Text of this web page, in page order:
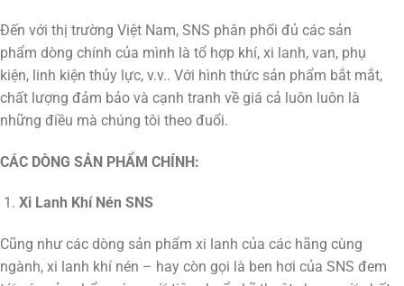
Đến với thị trường Việt Nam, SNS phân phối đủ các sản
phẩm dòng chính của mình là tổ hợp khí, xi lanh, van, phụ
kiện, linh kiện thủy lực, v.v.. Với hình thức sản phẩm bắt mắt,
chất lượng đảm bảo và cạnh tranh về giá cả luôn luôn là
những điều mà chúng tôi theo đuổi.
CÁC DÒNG SẢN PHẨM CHÍNH:
Xi Lanh Khí Nén SNS
Cũng như các dòng sản phẩm xi lanh của các hãng cùng
ngành, xi lanh khí nén – hay còn gọi là ben hơi của SNS đem